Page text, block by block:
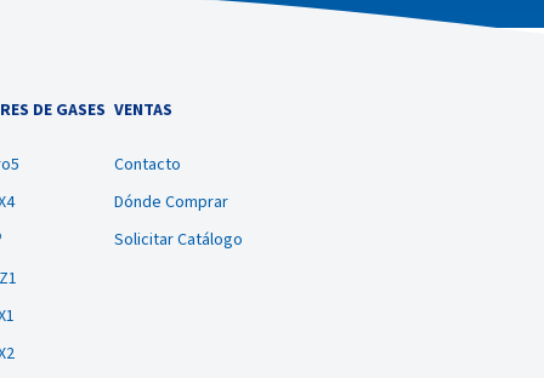
DE GASES VENTAS
Contacto
Dónde Comprar
Solicitar Catálogo